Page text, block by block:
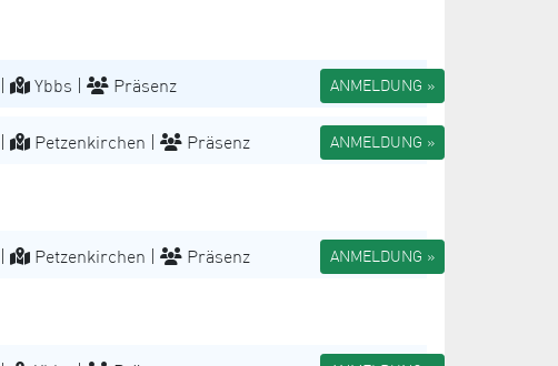
Ybbs | Präsenz ANMELDUNG »
Petzenkirchen | Präsenz ANMELDUNG »
Petzenkirchen | Präsenz ANMELDUNG »